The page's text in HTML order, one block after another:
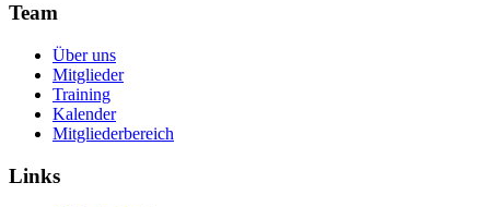
Team
Über uns
Mitglieder
Training
Kalender
Mitgliederbereich
Links